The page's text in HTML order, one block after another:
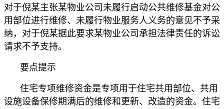
对于倪某主张某物业公司未履行启动公共维修基金对公
用部位进行维修、未履行物业服务人义务的意见不予采
纳，对于倪某据此要求某物业公司承担法律责任的诉讼
请求不予支持。
要点提示
住宅专项维修资金是专项用于住宅共用部位、共用
设施设备保修期满后的维修和更新、改造的资金。住宅